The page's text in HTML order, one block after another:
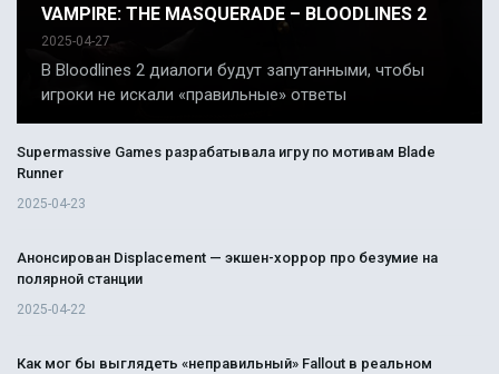
VAMPIRE: THE MASQUERADE – BLOODLINES 2
2025-04-27
В Bloodlines 2 диалоги будут запутанными, чтобы
игроки не искали «правильные» ответы
Supermassive Games разрабатывала игру по мотивам Blade
Runner
2025-04-23
Анонсирован Displacement — экшен-хоррор про безумие на
полярной станции
2025-04-22
Как мог бы выглядеть «неправильный» Fallout в реальном